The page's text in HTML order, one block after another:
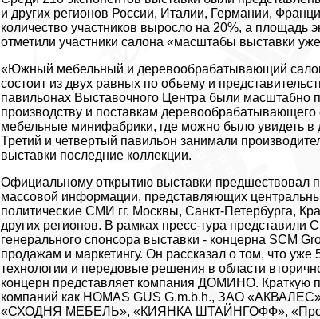
и других регионов России, Италии, Германии,
количество участников выросло на 20%, а площадь
отметили участники салона «масштабы выставки
«Южный мебельный и деревообрабатывающий
состоит из двух равных по объему и
павильонах Выставочного Центра были масштабно
производству и поставкам
мебельные минифабрики, где можно было увидеть в
Третий и четвертый павильон занимали
выставки последние коллекции.
Официальному открытию выставки предшествовал
массовой информации, представляющих
политические СМИ гг. Москвы, Санкт-Петербурга,
других регионов. В рамках пресс-тура
генерального спонсора выставки - концерна SCM
продажам и маркетингу. Он рассказал о том, что
технологии и передовые решения в области
концерн представляет компания ДОМИНО. Краткую
компаний как HOMAS GUS G.m.b.h., ЗАО
«СХОДНЯ МЕБЕЛЬ», «КИЯНКА ШТАЙНГОФФ»,